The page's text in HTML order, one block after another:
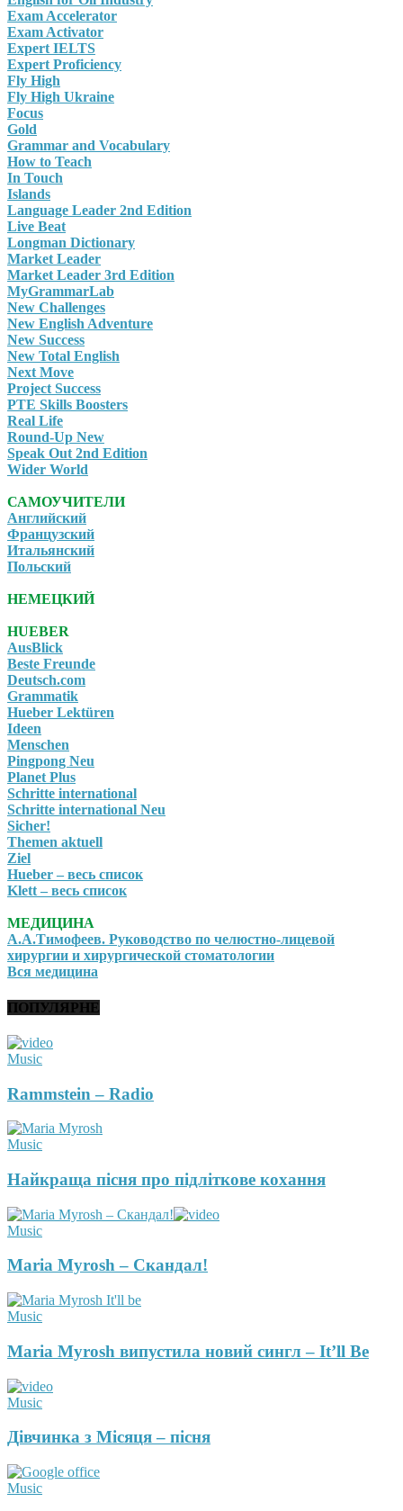
Exam Accelerator
Exam Activator
Expert IELTS
Expert Proficiency
Fly High
Fly High Ukraine
Focus
Gold
Grammar and Vocabulary
How to Teach
In Touch
Islands
Language Leader 2nd Edition
Live Beat
Longman Dictionary
Market Leader
Market Leader 3rd Edition
MyGrammarLab
New Challenges
New English Adventure
New Success
New Total English
Next Move
Project Success
PTE Skills Boosters
Real Life
Round-Up New
Speak Out 2nd Edition
Wider World
САМОУЧИТЕЛИ
Английский
Французский
Итальянский
Польский
НЕМЕЦКИЙ
HUEBER
AusBlick
Beste Freunde
Deutsch.com
Grammatik
Hueber Lektüren
Ideen
Menschen
Pingpong Neu
Planet Plus
Schritte international
Schritte international Neu
Sicher!
Themen aktuell
Ziel
Hueber – весь список
Klett – весь список
МЕДИЦИНА
А.А.Тимофеев. Руководство по челюстно-лицевой
хирургии и хирургической стоматологии
Вся медицина
ПОПУЛЯРНЕ
Music
Rammstein – Radio
Music
Найкраща пісня про підліткове кохання
Music
Maria Myrosh – Скандал!
Music
Maria Myrosh випустила новий сингл – It’ll Be
Music
Дівчинка з Місяця – пісня
Music